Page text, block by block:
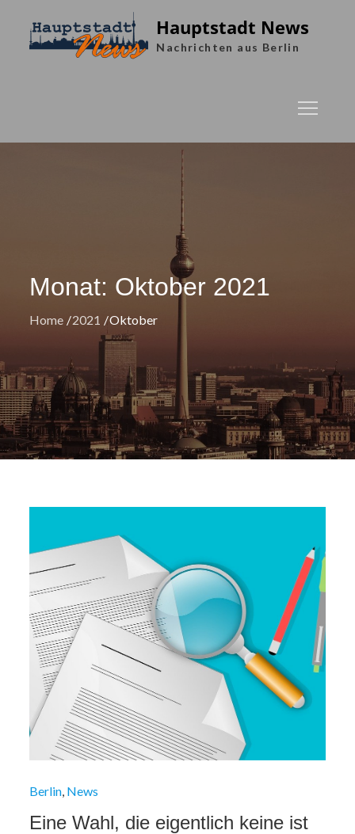
content
Hauptstadt News
Nachrichten aus Berlin
Monat: Oktober 2021
Home 2021 Oktober
Berlin News
Eine Wahl, die eigentlich keine ist